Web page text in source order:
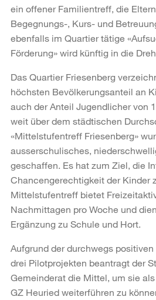
ein offener Familientreff, die
Begegnungs-, Kurs- und
ebenfalls im Quartier tätige
Förderung» wird künftig in die
Das Quartier Friesenberg
höchsten Bevölkerungsanteil an
auch der Anteil Jugendlicher von
weit über dem städtischen
«Mittelstufentreff Friesenberg»
ausserschulisches,
geschaffen. Es hat zum Ziel, die
Chancengerechtigkeit der Kinder
Mittelstufentreff bietet
Nachmittagen pro Woche und
Ergänzung zu Schule und Hort.
Aufgrund der durchwegs
drei Pilotprojekten beantragt der
Gemeinderat die Mittel, um sie
GZ Heuried weiterführen zu